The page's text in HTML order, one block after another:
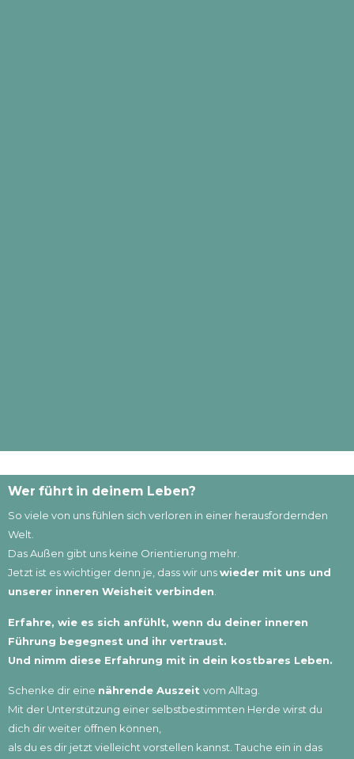
Wer führt in deinem Leben?
So viele von uns fühlen sich verloren in einer herausfordernden
Welt.
Das Außen gibt uns keine Orientierung mehr.
Jetzt ist es wichtiger denn je, dass wir unswieder mit uns und
unserer inneren Weisheit verbinden.
Erfahre, wie es sich anfühlt, wenn du deiner inneren
Führung begegnest und ihr vertraust.
Und nimm diese Erfahrung mit in dein kostbares Leben.
Schenke dir eine nährende Auszeit vom Alltag.
Mit der Unterstützung einer selbstbestimmten Herde wirst du
dich dir weiter öffnen können,
als du es dir jetzt vielleicht vorstellen kannst. Tauche ein in das